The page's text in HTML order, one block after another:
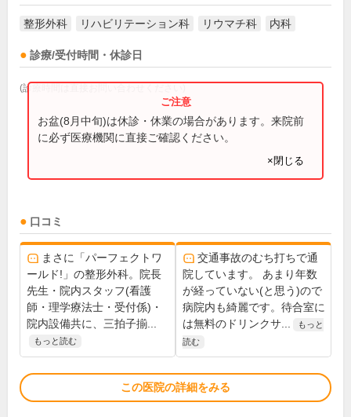
整形外科 リハビリテーション科 リウマチ科 内科
診療/受付時間・休診日
(診療時間は直接お問い合わせください)
お盆(8月中旬)は休診・休業の場合があります。来院前
に必ず医療機関に直接ご確認ください。
×閉じる
口コミ
まさに「パーフェクトワ
ールド!」の整形外科。院長
先生・院内スタッフ(看護
師・理学療法士・受付係)・
院内設備共に、三拍子揃...
もっと読む
交通事故のむち打ちで通
院しています。 あまり年数
が経っていない(と思う)ので
病院内も綺麗です。待合室に
は無料のドリンクサ...
もっと
読む
この医院の詳細をみる